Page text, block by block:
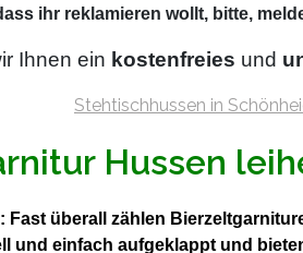
ihr reklamieren wollt, bitte,
Ihnen ein kostenfreies und
Hussen
überall zählen
einfach aufgeklappt und